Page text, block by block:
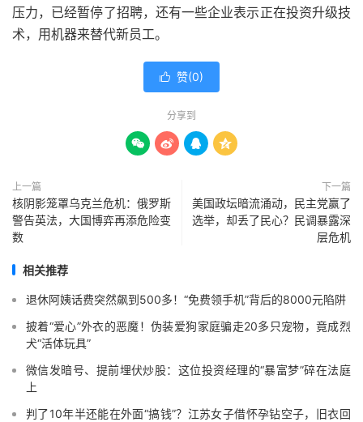
压力，已经暂停了招聘，还有一些企业表示正在投资升级技
术，用机器来替代新员工。
 赞(0)
分享到
   
上一篇
核阴影笼罩乌克兰危机：俄罗斯
警告英法，大国博弈再添危险变
数
下一篇
美国政坛暗流涌动，民主党赢了
选举，却丢了民心？民调暴露深
层危机
相关推荐
退休阿姨话费突然飙到500多！“免费领手机”背后的8000元陷阱
披着“爱心”外衣的恶魔！伪装爱狗家庭骗走20多只宠物，竟成烈
犬“活体玩具”
微信发暗号、提前埋伏炒股：这位投资经理的“暴富梦”碎在法庭
上
判了10年半还能在外面“搞钱”？江苏女子借怀孕钻空子，旧衣回